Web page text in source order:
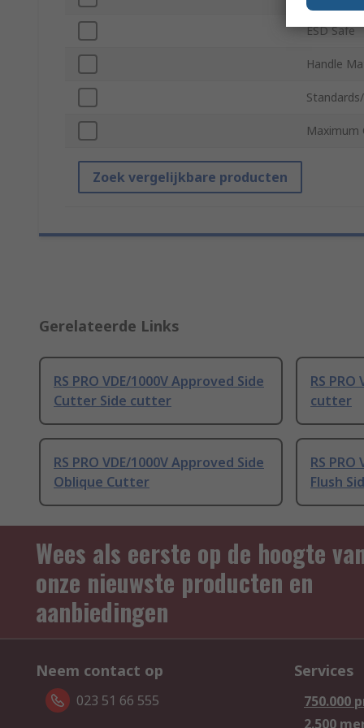
ESD Safe
Handle
Maximum
Zoek vergelijkbare producten
Gerelateerde Links
RS PRO VDE/1000V Approved Side
Cutter Side cutter
RS
cutter
RS PRO VDE/1000V Approved Side
Oblique Cutter
RS
Flush
Wees als eerste op de hoogte
onze nieuwste producten en
aanbiedingen
Neem contact op
023 51 66 555
Services
750.000
2.500